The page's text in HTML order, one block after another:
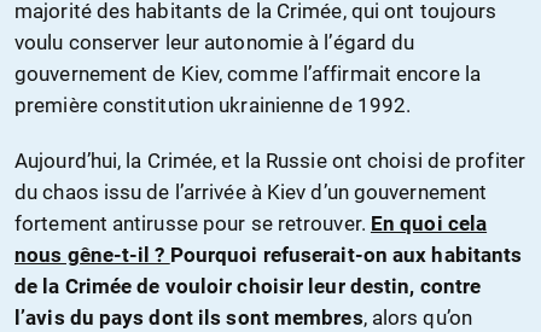
majorité des habitants de la Crimée, qui ont toujours
voulu conserver leur autonomie à l’égard du
gouvernement de Kiev, comme l’affirmait encore la
première constitution ukrainienne de 1992.
Aujourd’hui, la Crimée, et la Russie ont choisi de profiter
du chaos issu de l’arrivée à Kiev d’un gouvernement
fortement antirusse pour se retrouver. En quoi cela
nous gêne-t-il ? Pourquoi refuserait-on aux habitants
de la Crimée de vouloir choisir leur destin, contre
l’avis du pays dont ils sont membres, alors qu’on